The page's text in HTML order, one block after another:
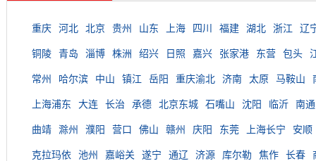
重庆 河北 北京 贵州 山东 上海 四川 福建 湖北 浙江 辽
铜陵 青岛 淄博 株洲 绍兴 日照 嘉兴 张家港 东营 包头
常州 哈尔滨 中山 镇江 岳阳 重庆渝北 济南 太原 马鞍山
上海浦东 大连 长治 承德 北京东城 石嘴山 沈阳 临沂 南通
曲靖 滁州 濮阳 营口 佛山 赣州 庆阳 东莞 上海长宁 安顺
克拉玛依 池州 嘉峪关 遂宁 通辽 济源 库尔勒 焦作 长春